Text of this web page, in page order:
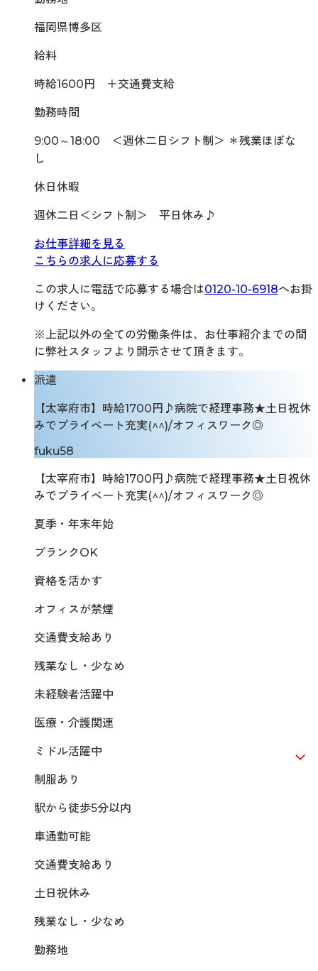
福岡県博多区
給料
時給1600円 ＋交通費支給
勤務時間
9:00～18:00 ＜週休二日シフト制＞ ＊残業ほぼな
し
休日休暇
週休二日＜シフト制＞ 平日休み♪
お仕事詳細を見る
こちらの求人に応募する
この求人に電話で応募する場合は0120-10-6918へお掛
けください。
※上記以外の全ての労働条件は、お仕事紹介までの間
に弊社スタッフより開示させて頂きます。
派遣
【太宰府市】時給1700円♪病院で経理事務★土日祝休
みでプライベート充実(^^)/オフィスワーク◎
fuku58
【太宰府市】時給1700円♪病院で経理事務★土日祝休
みでプライベート充実(^^)/オフィスワーク◎
夏季・年末年始
ブランクOK
資格を活かす
オフィスが禁煙
交通費支給あり
残業なし・少なめ
未経験者活躍中
医療・介護関連
ミドル活躍中
制服あり
駅から徒歩5分以内
車通勤可能
交通費支給あり
土日祝休み
残業なし・少なめ
勤務地